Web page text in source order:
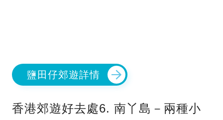
鹽田仔郊遊詳情
香港郊遊好去處6. 南丫島－兩種小